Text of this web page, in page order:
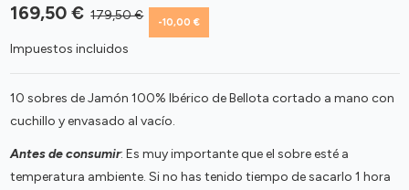
169,50 € 179,50 € -10,00 €
Impuestos incluidos
10 sobres de Jamón 100% Ibérico de Bellota cortado a mano con
cuchillo y envasado al vacío.
Antes de consumir: Es muy importante que el sobre esté a
temperatura ambiente. Si no has tenido tiempo de sacarlo 1 hora